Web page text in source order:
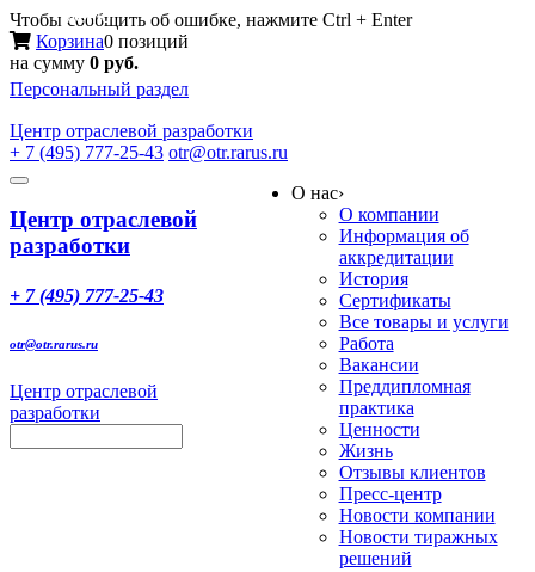
Чтобы сообщить об ошибке, нажмите Ctrl + Enter
Корзина0 позиций
на сумму 0 руб.
Персональный раздел
Центр отраслевой разработки
+ 7 (495) 777-25-43 otr@otr.rarus.ru
Toggle
Меню
Центр отраслевой
разработки
+ 7 (495) 777-25-43
otr@otr.rarus.ru
Центр отраслевой
разработки
О нас›
О компании
Информация об
аккредитации
История
Сертификаты
Все товары и услуги
Работа
Вакансии
Преддипломная
практика
Ценности
Жизнь
Отзывы клиентов
Пресс-центр
Новости компании
Новости тиражных
решений